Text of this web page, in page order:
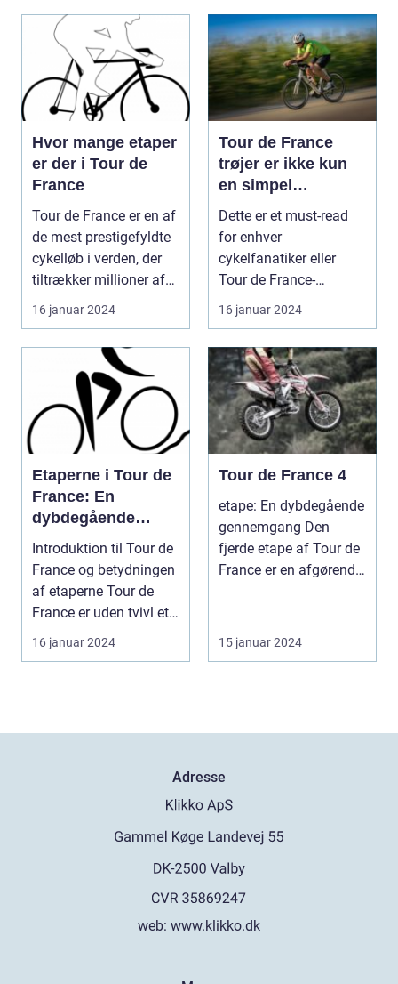
Hvor mange etaper
er der i Tour de
France
Tour de France er en af
de mest prestigefyldte
cykelløb i verden, der
tiltrækker millioner af
tilsku...
16 januar 2024
Tour de France
trøjer er ikke kun
en simpel
beklædningsgenst
and til cykelryttere;
de bærer symbolik
og historie, der
over selve løbet
Dette er et must-read
for enhver
cykelfanatiker eller
Tour de France-
entusiast, der ønsker at
forstå...
16 januar 2024
Etaperne i Tour de
France: En
dybdegående
gennemgang af
verdens mest
prestigefyldte
cykelløb
Introduktion til Tour de
France og betydningen
af etaperne Tour de
France er uden tvivl et
af verde...
16 januar 2024
Tour de France 4
etape: En dybdegående
gennemgang Den
fjerde etape af Tour de
France er en afgørende
15 januar 2024
Adresse
web: www.klikko.dk